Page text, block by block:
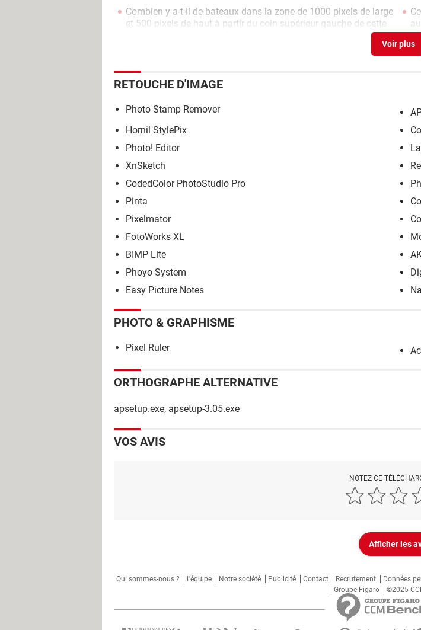
Combien y a-t-il de bateaux dans la zone de 1000 pixels de large
et 500 pixels de haut à partir du coin supérieur gauche de cette
Ce logiciel gratuit et léger optimise complètement votre PC en
RETOUCHE D'IMAGE
Photo Stamp Remover
Hornil StylePix
Photo! Editor
XnSketch
CodedColor PhotoStudio Pro
Pinta
Pixelmator
FotoWorks XL
BIMP Lite
Phoyo System
Easy Picture Notes
PHOTO & GRAPHISME
Pixel Ruler
ORTHOGRAPHE ALTERNATIVE
apsetup.exe, apsetup-3.05.exe
VOS AVIS
NOTEZ CE
Afficher les
Qui sommes-nous ? L'équipe Notre société Publicité Contact Recrutement Données
Groupe Figaro
©2025